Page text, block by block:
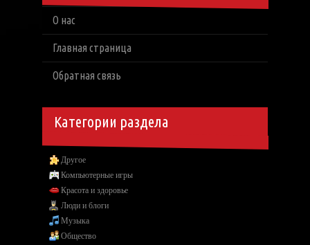
О нас
Главная страница
Обратная связь
Категории раздела
Другое
Компьютерные игры
Красота и здоровье
Люди и блоги
Музыка
Общество